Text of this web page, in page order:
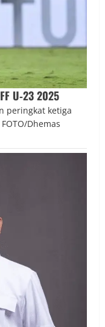
U‑23 2025
peringkat ketiga
Dhemas